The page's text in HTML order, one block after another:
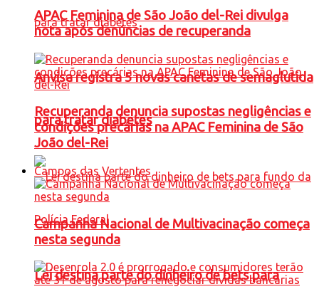
Anvisa registra 5 novas canetas de semaglutida
para tratar diabetes
Lei destina parte do dinheiro de bets para
APAC Feminina de São João del-Rei divulga
nota após denúncias de recuperanda
Recuperanda denuncia supostas negligências e
condições precárias na APAC Feminina de São
João del-Rei
Campos das Vertentes
Campanha Nacional de Multivacinação começa
nesta segunda